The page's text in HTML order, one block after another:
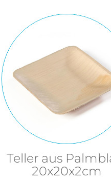
Teller aus
20x20x2cm